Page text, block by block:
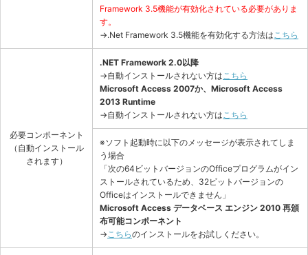
Framework 3.5機能が有効化されている必要がありま
す。
→.Net Framework 3.5機能を有効化する方法は こちら
必要コンポーネント
（自動インストール
されます）
.NET Framework 2.0以降
→自動インストールされない方は こちら
Microsoft Access 2007か、Microsoft Access
2013 Runtime
→自動インストールされない方は こちら
※ソフト起動時に以下のメッセージが表示されてしま
う場合
「次の64ビットバージョンのOfficeプログラムがイン
ストールされているため、32ビットバージョンの
Officeはインストールできません」
Microsoft Access データベース エンジン 2010 再頒
布可能コンポーネント
→ こちらのインストールをお試しください。